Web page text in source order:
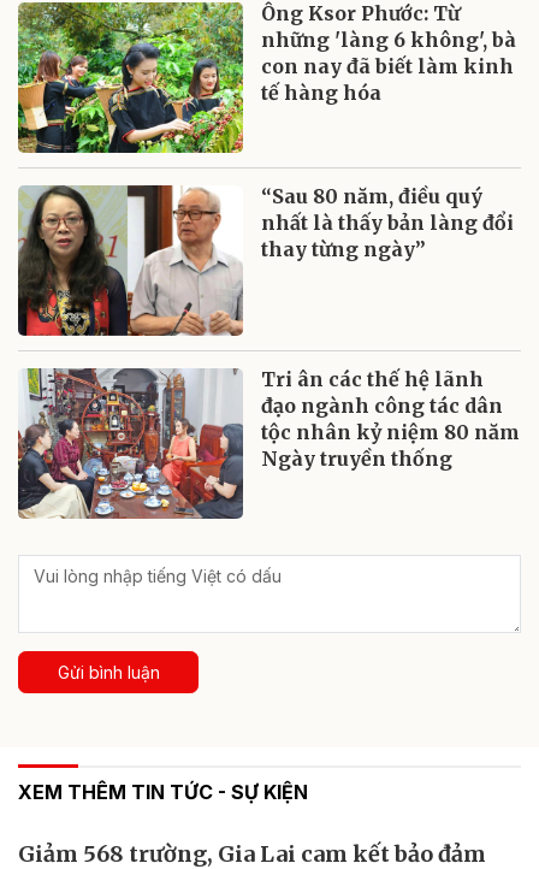
Ông Ksor Phước: Từ
những 'làng 6 không', bà
con nay đã biết làm kinh
tế hàng hóa
“Sau 80 năm, điều quý
nhất là thấy bản làng đổi
thay từng ngày”
Tri ân các thế hệ lãnh
đạo ngành công tác dân
tộc nhân kỷ niệm 80 năm
Ngày truyền thống
Gửi bình luận
XEM THÊM TIN TỨC - SỰ KIỆN
Giảm 568 trường, Gia Lai cam kết bảo đảm